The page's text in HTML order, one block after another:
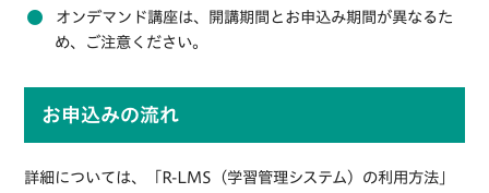
オンデマンド講座は、開講期間とお申込み期間が異なるた
め、ご注意ください。
お申込みの流れ
詳細については、「R-LMS（学習管理システム）の利用方法」